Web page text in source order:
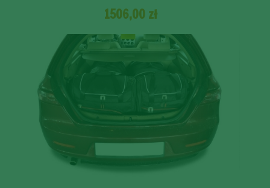
1506,00 zł